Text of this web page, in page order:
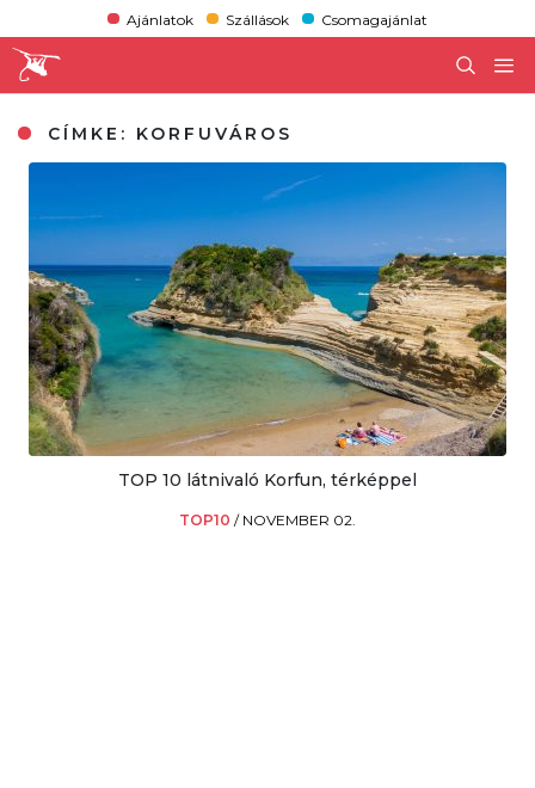
Ajánlatok Szállások Csomagajánlat
CÍMKE: KORFUVÁROS
TOP 10 látnivaló Korfun, térképpel
TOP10 / NOVEMBER 02.